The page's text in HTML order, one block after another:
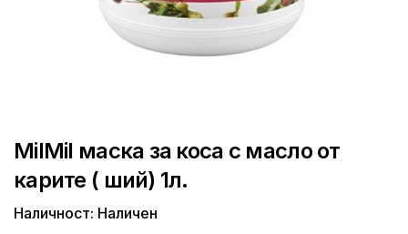
MilMil маска за коса с масло от
карите ( ший) 1л.
Наличност: Наличен